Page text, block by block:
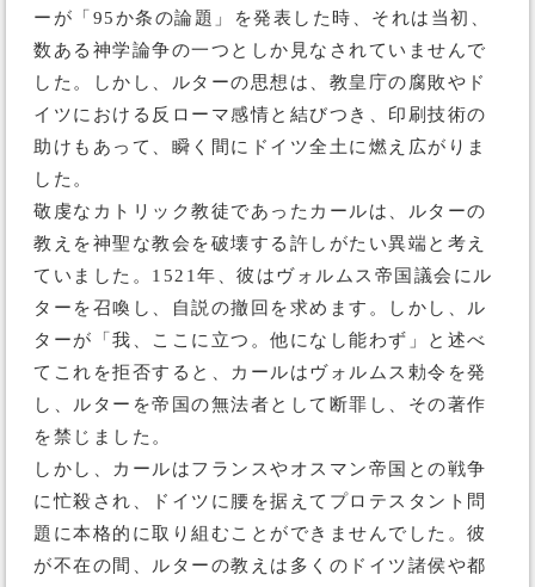
ーが「95か条の論題」を発表した時、それは当初、
数ある神学論争の一つとしか見なされていませんで
した。しかし、ルターの思想は、教皇庁の腐敗やド
イツにおける反ローマ感情と結びつき、印刷技術の
助けもあって、瞬く間にドイツ全土に燃え広がりま
した。
敬虔なカトリック教徒であったカールは、ルターの
教えを神聖な教会を破壊する許しがたい異端と考え
ていました。1521年、彼はヴォルムス帝国議会にル
ターを召喚し、自説の撤回を求めます。しかし、ル
ターが「我、ここに立つ。他になし能わず」と述べ
てこれを拒否すると、カールはヴォルムス勅令を発
し、ルターを帝国の無法者として断罪し、その著作
を禁じました。
しかし、カールはフランスやオスマン帝国との戦争
に忙殺され、ドイツに腰を据えてプロテスタント問
題に本格的に取り組むことができませんでした。彼
が不在の間、ルターの教えは多くのドイツ諸侯や都